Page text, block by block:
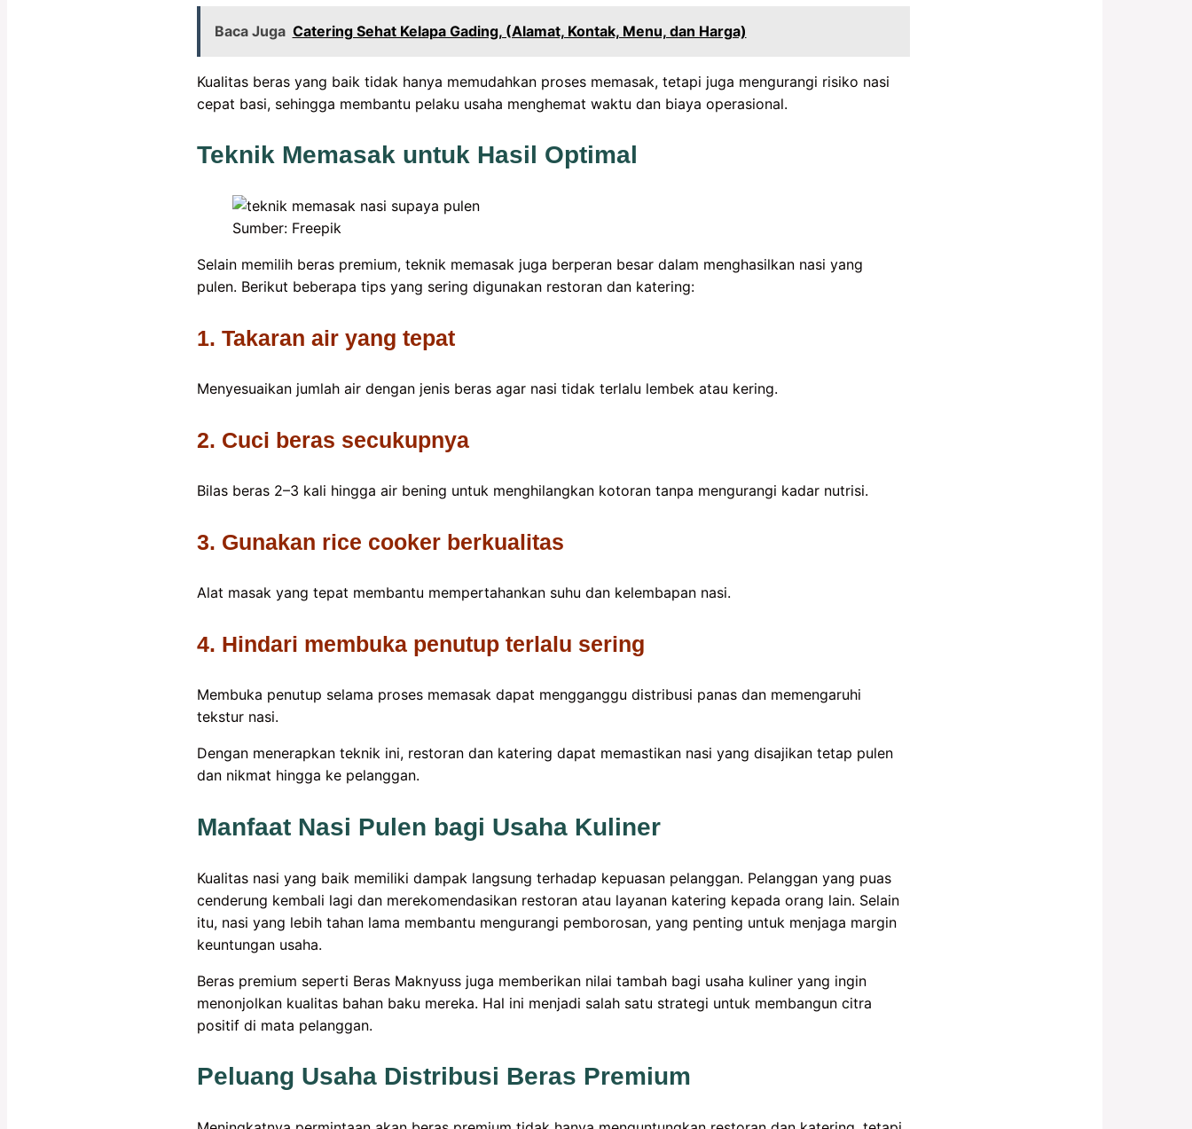
Baca Juga Catering Sehat Kelapa Gading, (Alamat, Kontak, Menu, dan Harga)
Kualitas beras yang baik tidak hanya memudahkan proses memasak, tetapi juga mengurangi risiko nasi
cepat basi, sehingga membantu pelaku usaha menghemat waktu dan biaya operasional.
Teknik Memasak untuk Hasil Optimal
Sumber: Freepik
Selain memilih beras premium, teknik memasak juga berperan besar dalam menghasilkan nasi yang
pulen. Berikut beberapa tips yang sering digunakan restoran dan katering:
1. Takaran air yang tepat
Menyesuaikan jumlah air dengan jenis beras agar nasi tidak terlalu lembek atau kering.
2. Cuci beras secukupnya
Bilas beras 2–3 kali hingga air bening untuk menghilangkan kotoran tanpa mengurangi kadar nutrisi.
3. Gunakan rice cooker berkualitas
Alat masak yang tepat membantu mempertahankan suhu dan kelembapan nasi.
4. Hindari membuka penutup terlalu sering
Membuka penutup selama proses memasak dapat mengganggu distribusi panas dan memengaruhi
tekstur nasi.
Dengan menerapkan teknik ini, restoran dan katering dapat memastikan nasi yang disajikan tetap pulen
dan nikmat hingga ke pelanggan.
Manfaat Nasi Pulen bagi Usaha Kuliner
Kualitas nasi yang baik memiliki dampak langsung terhadap kepuasan pelanggan. Pelanggan yang puas
cenderung kembali lagi dan merekomendasikan restoran atau layanan katering kepada orang lain. Selain
itu, nasi yang lebih tahan lama membantu mengurangi pemborosan, yang penting untuk menjaga margin
keuntungan usaha.
Beras premium seperti Beras Maknyuss juga memberikan nilai tambah bagi usaha kuliner yang ingin
menonjolkan kualitas bahan baku mereka. Hal ini menjadi salah satu strategi untuk membangun citra
positif di mata pelanggan.
Peluang Usaha Distribusi Beras Premium